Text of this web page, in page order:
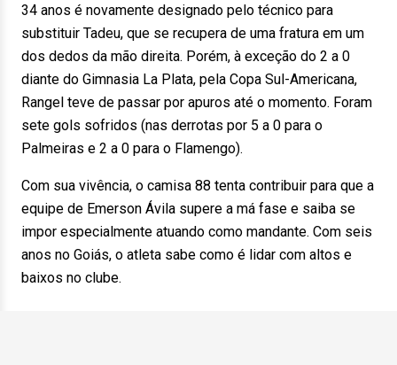
34 anos é novamente designado pelo técnico para
substituir Tadeu, que se recupera de uma fratura em um
dos dedos da mão direita. Porém, à exceção do 2 a 0
diante do Gimnasia La Plata, pela Copa Sul-Americana,
Rangel teve de passar por apuros até o momento. Foram
sete gols sofridos (nas derrotas por 5 a 0 para o
Palmeiras e 2 a 0 para o Flamengo).
Com sua vivência, o camisa 88 tenta contribuir para que a
equipe de Emerson Ávila supere a má fase e saiba se
impor especialmente atuando como mandante. Com seis
anos no Goiás, o atleta sabe como é lidar com altos e
baixos no clube.